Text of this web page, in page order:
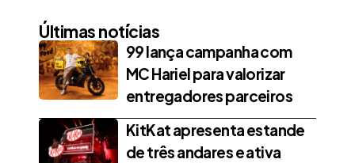
Últimas notícias
99 lança campanha com
MC Hariel para valorizar
entregadores parceiros
KitKat apresenta estande
de três andares e ativa